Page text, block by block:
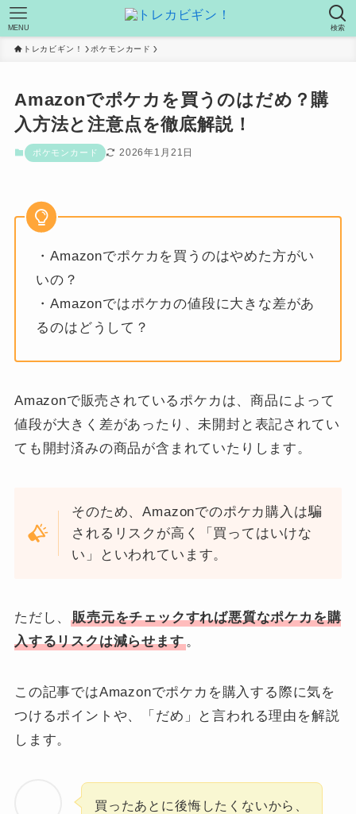
検索
MENU
トレカビギン！ ポケモンカード
Amazonでポケカを買うのはだめ？購
入方法と注意点を徹底解説！
ポケモンカード 2026年1月21日
・Amazonでポケカを買うのはやめた方がい
いの？
・Amazonではポケカの値段に大きな差があ
るのはどうして？
Amazonで販売されているポケカは、商品によって
値段が大きく差があったり、未開封と表記されてい
ても開封済みの商品が含まれていたりします。
そのため、Amazonでのポケカ購入は騙
されるリスクが高く「買ってはいけな
い」といわれています。
ただし、販売元をチェックすれば悪質なポケカを購
入するリスクは減らせます。
この記事ではAmazonでポケカを購入する際に気を
つけるポイントや、「だめ」と言われる理由を解説
します。
買ったあとに後悔したくないから、